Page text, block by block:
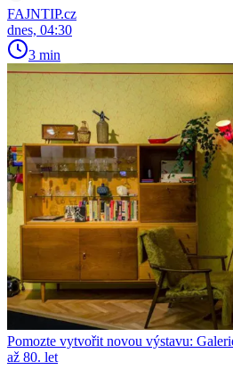
FAJNTIP.cz
dnes, 04:30
3 min
Pomozte vytvořit novou výstavu:
až 80. let